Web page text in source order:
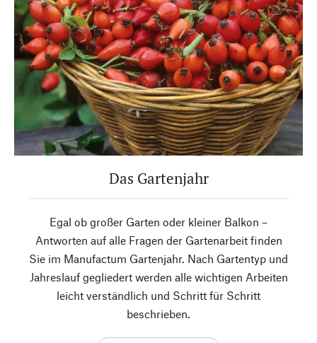
Das Gartenjahr
Egal ob großer Garten oder kleiner Balkon –
Antworten auf alle Fragen der Gartenarbeit finden
Sie im Manufactum Gartenjahr. Nach Gartentyp und
Jahreslauf gegliedert werden alle wichtigen Arbeiten
leicht verständlich und Schritt für Schritt
beschrieben.